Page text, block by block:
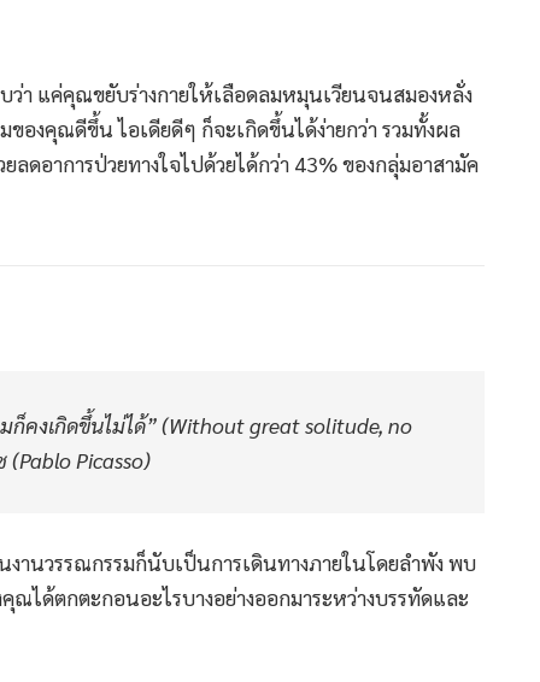
ว่า แค่คุณขยับร่างกายให้เลือดลมหมุนเวียนจนสมองหลั่ง
องคุณดีขึ้น ไอเดียดีๆ ก็จะเกิดขึ้นได้ง่ายกว่า รวมทั้งผล
ลดอาการป่วยทางใจไปด้วยได้กว่า 43% ของกลุ่มอาสามัค
คงเกิดขึ้นไม่ได้” (Without great solitude, no
(Pablo Picasso)
านวรรณกรรมก็นับเป็นการเดินทางภายในโดยลำพัง พบ
ณได้ตกตะกอนอะไรบางอย่างออกมาระหว่างบรรทัดและ